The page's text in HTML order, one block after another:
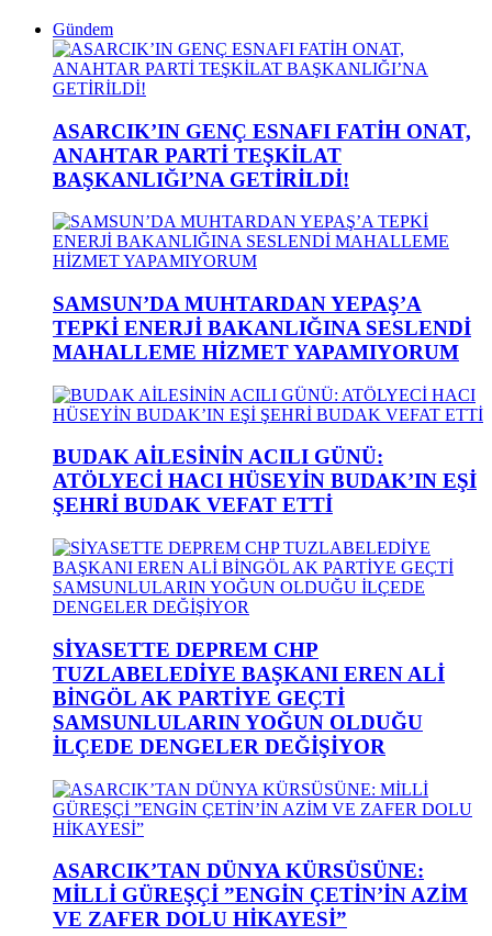
Gündem
ASARCIK’IN GENÇ ESNAFI FATİH ONAT,
ANAHTAR PARTİ TEŞKİLAT
BAŞKANLIĞI’NA GETİRİLDİ!
SAMSUN’DA MUHTARDAN YEPAŞ’A
TEPKİ ENERJİ BAKANLIĞINA SESLENDİ
MAHALLEME HİZMET YAPAMIYORUM
BUDAK AİLESİNİN ACILI GÜNÜ:
ATÖLYECİ HACI HÜSEYİN BUDAK’IN EŞİ
ŞEHRİ BUDAK VEFAT ETTİ
SİYASETTE DEPREM CHP
TUZLABELEDİYE BAŞKANI EREN ALİ
BİNGÖL AK PARTİYE GEÇTİ
SAMSUNLULARIN YOĞUN OLDUĞU
İLÇEDE DENGELER DEĞİŞİYOR
ASARCIK’TAN DÜNYA KÜRSÜSÜNE:
MİLLİ GÜREŞÇİ ”ENGİN ÇETİN’İN AZİM
VE ZAFER DOLU HİKAYESİ”